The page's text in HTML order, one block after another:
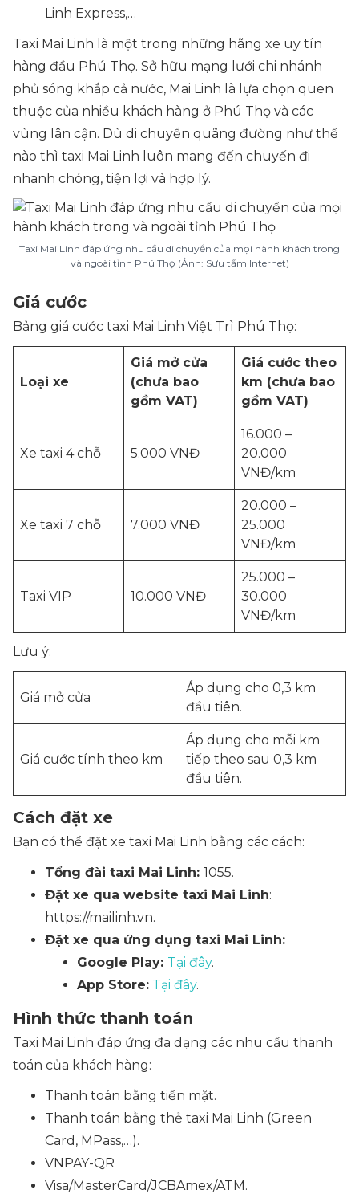
Linh Express,…
Taxi Mai Linh là một trong những hãng xe uy tín
hàng đầu Phú Thọ. Sở hữu mạng lưới chi nhánh
phủ sóng khắp cả nước, Mai Linh là lựa chọn quen
thuộc của nhiều khách hàng ở Phú Thọ và các
vùng lân cận. Dù di chuyển quãng đường như thế
nào thì taxi Mai Linh luôn mang đến chuyến đi
nhanh chóng, tiện lợi và hợp lý.
Taxi Mai Linh đáp ứng nhu cầu di chuyển của mọi hành khách trong
và ngoài tỉnh Phú Thọ (Ảnh: Sưu tầm Internet)
Giá cước
Bảng giá cước taxi Mai Linh Việt Trì Phú Thọ:
Loại xe
Giá mở cửa
(chưa bao
gồm VAT)
Giá cước theo
km (chưa bao
gồm VAT)
Xe taxi 4 chỗ 5.000 VNĐ
16.000 –
20.000
VNĐ/km
Xe taxi 7 chỗ 7.000 VNĐ
20.000 –
25.000
VNĐ/km
Taxi VIP 10.000 VNĐ
25.000 –
30.000
VNĐ/km
Lưu ý:
Giá mở cửa
Áp dụng cho 0,3 km
đầu tiên.
Giá cước tính theo km
Áp dụng cho mỗi km
tiếp theo sau 0,3 km
đầu tiên.
Cách đặt xe
Bạn có thể đặt xe taxi Mai Linh bằng các cách:
Tổng đài taxi Mai Linh: 1055.
Đặt xe qua website taxi Mai Linh:
https://mailinh.vn.
Đặt xe qua ứng dụng taxi Mai Linh:
Google Play: Tại đây.
App Store: Tại đây.
Hình thức thanh toán
Taxi Mai Linh đáp ứng đa dạng các nhu cầu thanh
toán của khách hàng:
Thanh toán bằng tiền mặt.
Thanh toán bằng thẻ taxi Mai Linh (Green
Card, MPass,…).
VNPAY-QR
Visa/MasterCard/JCBAmex/ATM.